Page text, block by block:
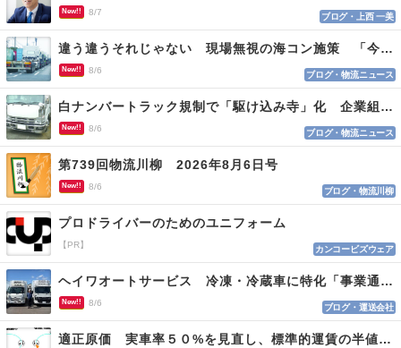
New!! 8/7 ブログ・上西 一美
違う違うそれじゃない 現場無視の海コン施策 「今でも平均２～３時間は待つ」
New!! 8/6 ブログ・物流ニュース
白ナンバートラック規制で「駆け込み寺」化 企業組合が入会基準を見直しへ
New!! 8/6 ブログ・物流ニュース
第739回物流川柳 2026年8月6日号
New!! 8/6 ブログ・物流川柳
プロドライバーのためのユニフォーム
【PR】 カンコービズウェア
ヘイワオートサービス 冷凍・冷蔵車に特化「事業通じ貢献目指す」
New!! 8/6 ブログ・運送会社
適正原価 実車率５０%を見直し、標準的運賃の半値の恐れも